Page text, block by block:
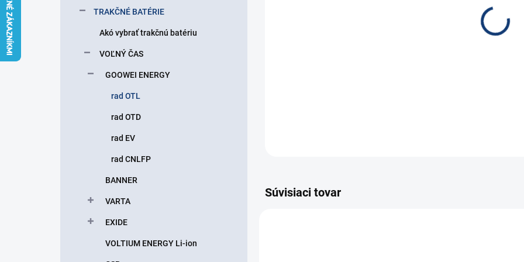
TRAKČNÉ BATÉRIE
Akó vybrať trakčnú batériu
VOĽNÝ ČAS
GOOWEI ENERGY
rad OTL
rad OTD
rad EV
rad CNLFP
BANNER
VARTA
EXIDE
VOLTIUM ENERGY Li-ion
Súvisiaci tovar